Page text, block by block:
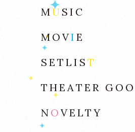
M U SIC
MOVI E
SETLIS T
THEATER GOO
N O VELTY